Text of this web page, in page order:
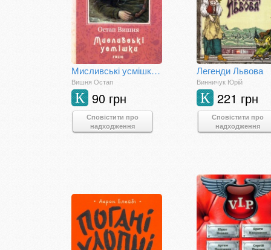
Мисливські усмішки 562812
Вишня Остап
90 грн
К
Сповістити про
надходження
Легенди Львова
Винничук Юрій
221 грн
К
Сповістити про
надходження